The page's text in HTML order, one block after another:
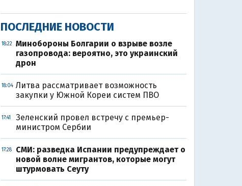
ПОСЛЕДНИЕ НОВОСТИ
18:22
Минобороны Болгарии о взрыве возле
газопровода: вероятно, это украинский
дрон
18:04 Литва рассматривает возможность
закупки у Южной Кореи систем ПВО
17:41
Зеленский провел встречу с премьер-
министром Сербии
17:28
СМИ: разведка Испании предупреждает о
новой волне мигрантов, которые могут
штурмовать Сеуту